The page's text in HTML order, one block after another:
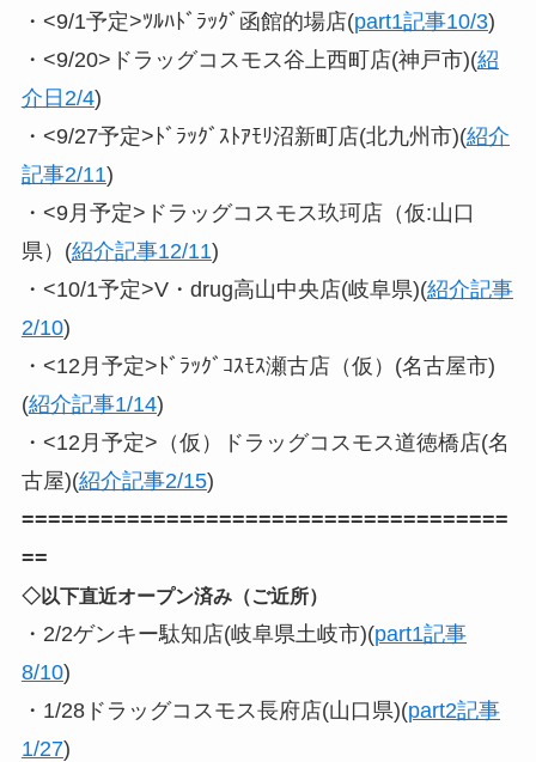
・<9/1予定>ﾂﾙﾊﾄﾞﾗｯｸﾞ函館的場店(part1記事10/3)
・<9/20>ドラッグコスモス谷上西町店(神戸市)(紹
介日2/4)
・<9/27予定>ﾄﾞﾗｯｸﾞｽﾄｱﾓﾘ沼新町店(北九州市)(紹介
記事2/11)
・<9月予定>ドラッグコスモス玖珂店（仮:山口
県）(紹介記事12/11)
・<10/1予定>V・drug高山中央店(岐阜県)(紹介記事
2/10)
・<12月予定>ﾄﾞﾗｯｸﾞｺｽﾓｽ瀬古店（仮）(名古屋市)
(紹介記事1/14)
・<12月予定>（仮）ドラッグコスモス道徳橋店(名
古屋)(紹介記事2/15)
=====================================
==
◇以下直近オープン済み（ご近所）
・2/2ゲンキー駄知店(岐阜県土岐市)(part1記事
8/10)
・1/28ドラッグコスモス長府店(山口県)(part2記事
1/27)